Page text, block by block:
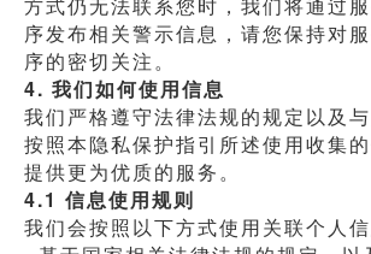
序发布相关警示信息，请您保持对
序的密切关注。
4. 我们如何使用信息
我们严格遵守法律法规的规定以及与
按照本隐私保护指引所述使用收集
提供更为优质的服务。
4.1 信息使用规则
我们会按照以下方式使用关联个人信